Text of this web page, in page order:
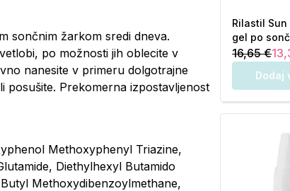
sončnim žarkom sredi dneva.
po možnosti jih oblecite v
nanesite v primeru dolgotrajne
posušite. Prekomerna izpostavljenost
Methoxyphenyl Triazine,
Diethylhexyl Butamido
Methoxydibenzoylmethane,
Rilastil Sun
gel po
16,65 €
Dodaj